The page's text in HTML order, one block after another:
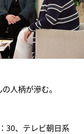
人柄が滲む。
30、テレビ朝日系